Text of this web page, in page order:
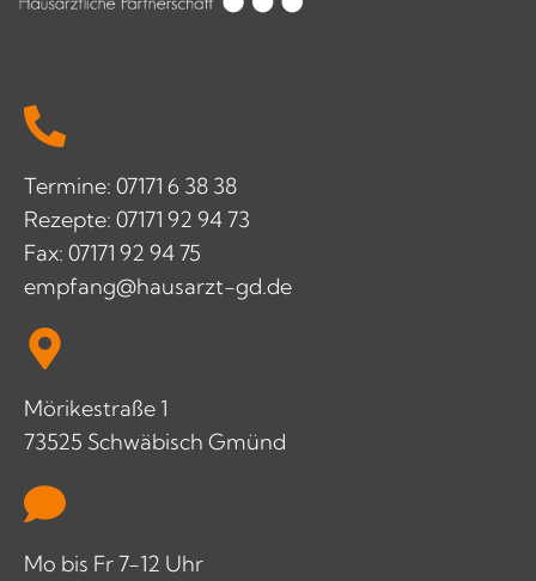
Termine: 07171 6 38 38
Rezepte: 07171 92 94 73
Fax: 07171 92 94 75
empfang@hausarzt-gd.de
Mörikestraße 1
73525 Schwäbisch Gmünd
Mo bis Fr 7-12 Uhr